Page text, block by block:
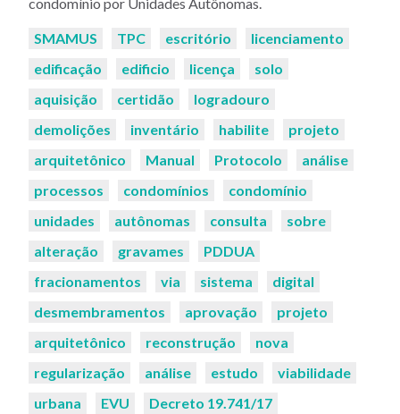
Palavras-
SMAMUS TPC escritório
licenciamento
edificação
edificio licença
solo
aquisição
certidão
logradouro
demolições
inventário habilite
projeto
arquitetônico
Manual Protocolo
análise
processos
condomínios
condomínio
unidades
autônomas consulta
sobre
alteração
gravames
PDDUA
fracionamentos
via sistema
digital
desmembramentos
aprovação
projeto
arquitetônico
reconstrução
nova
regularização
análise estudo
viabilidade
urbana
EVU
Decreto 19.741/17